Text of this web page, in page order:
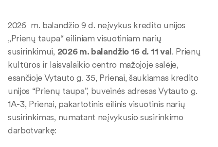
2026 m. balandžio 9 d. neįvykus kredito unijos
„Prienų taupa“ eiliniam visuotiniam narių
susirinkimui, 2026 m. balandžio 16 d. 11 val. Prienų
kultūros ir laisvalaikio centro mažojoje salėje,
esančioje Vytauto g. 35, Prienai, šaukiamas kredito
unijos “Prienų taupa”, buveinės adresas Vytauto g.
1A-3, Prienai, pakartotinis eilinis visuotinis narių
susirinkimas, numatant neįvykusio susirinkimo
darbotvarkę: